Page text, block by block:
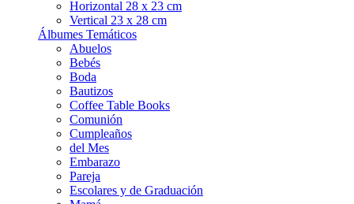
Horizontal 28 x 23 cm
Vertical 23 x 28 cm
Álbumes Temáticos
Abuelos
Bebés
Boda
Bautizos
Coffee Table Books
Comunión
Cumpleaños
del Mes
Embarazo
Pareja
Escolares y de Graduación